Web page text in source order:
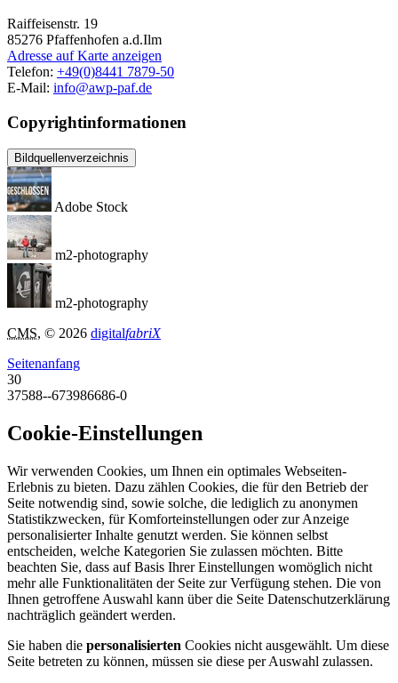
Raiffeisenstr. 19
85276 Pfaffenhofen a.d.Ilm
Adresse auf Karte anzeigen
Telefon: +49(0)8441 7879-50
E-Mail: info@awp-paf.de
Copyrightinformationen
Bildquellenverzeichnis
Adobe Stock
m2-photography
m2-photography
CMS, © 2026 digitalfabriX
Seitenanfang
30
37588--673986686-0
Cookie-Einstellungen
Wir verwenden Cookies, um Ihnen ein optimales Webseiten-
Erlebnis zu bieten. Dazu zählen Cookies, die für den Betrieb der
Seite notwendig sind, sowie solche, die lediglich zu anonymen
Statistikzwecken, für Komforteinstellungen oder zur Anzeige
personalisierter Inhalte genutzt werden. Sie können selbst
entscheiden, welche Kategorien Sie zulassen möchten. Bitte
beachten Sie, dass auf Basis Ihrer Einstellungen womöglich nicht
mehr alle Funktionalitäten der Seite zur Verfügung stehen. Die von
Ihnen getroffene Auswahl kann über die Seite Datenschutzerklärung
nachträglich geändert werden.
Sie haben die personalisierten Cookies nicht ausgewählt. Um diese
Seite betreten zu können, müssen sie diese per Auswahl zulassen.